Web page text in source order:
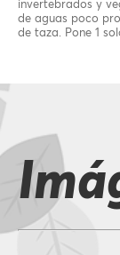
invertebrados y
de aguas poco
de taza. Pone 1